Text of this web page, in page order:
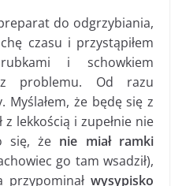
do odgrzybiania,
czasu i przystąpiłem
i schowkiem
problemu. Od razu
Myślałem, że będę się z
z lekkością i zupełnie nie
się, że nie miał ramki
go tam wsadził),
wysypisko